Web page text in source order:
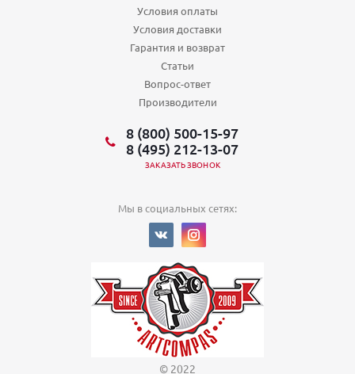
Условия оплаты
Условия доставки
Гарантия и возврат
Статьи
Вопрос-ответ
Производители
8 (800) 500-15-97
8 (495) 212-13-07
ЗАКАЗАТЬ ЗВОНОК
Мы в социальных сетях:
© 2022